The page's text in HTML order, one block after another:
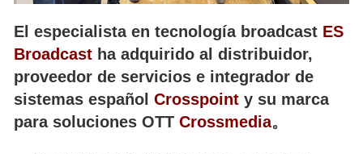
El especialista en tecnología broadcast ES
Broadcast ha adquirido al distribuidor,
proveedor de servicios e integrador de
sistemas español Crosspoint y su marca
para soluciones OTT Crossmedia。